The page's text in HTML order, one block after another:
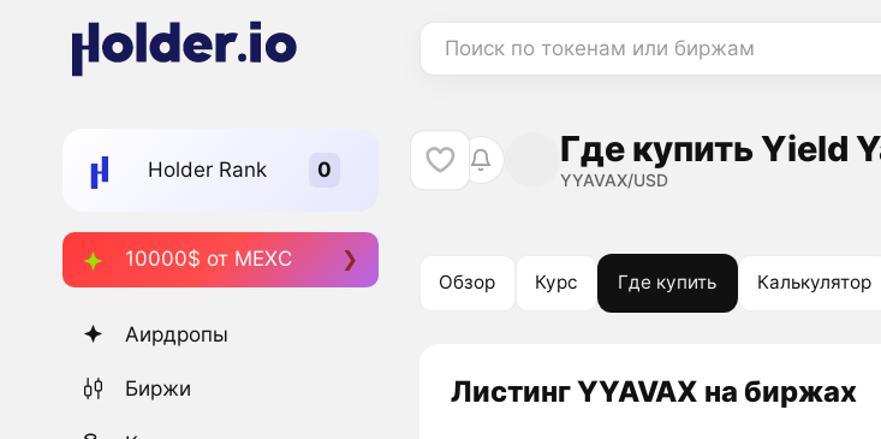
Поиск по токенам или биржам
Holder Rank
10000$ от MEXC
Аирдропы
Биржи
Где купить Yield
YYAVAX/USD
Обзор Курс Где купить Калькулятор
Листинг YYAVAX на биржах